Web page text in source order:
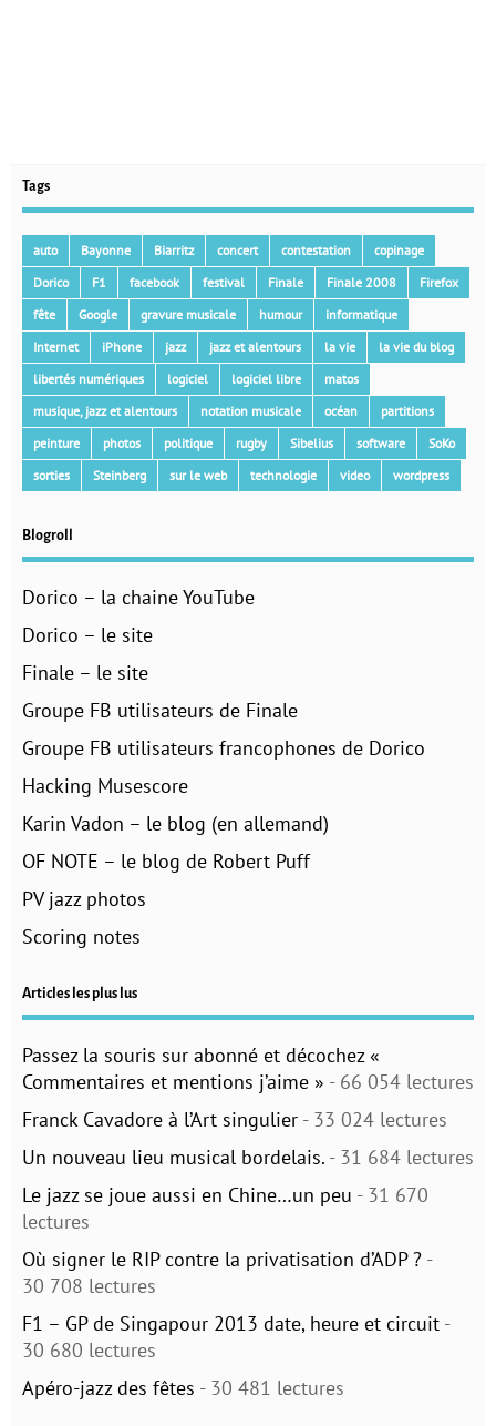
Tags
auto Bayonne Biarritz concert contestation
copinage
Dorico
F1 facebook festival Finale Finale 2008
Firefox
fête
Google gravure musicale humour
informatique
Internet
iPhone jazz jazz et alentours la vie
la vie du blog
libertés numériques
logiciel logiciel libre
matos
musique, jazz et alentours
notation musicale océan
partitions
peinture
photos politique rugby Sibelius software
SoKo
sorties
Steinberg sur le web technologie video wordpress
Blogroll
Dorico – la chaine YouTube
Dorico – le site
Finale – le site
Groupe FB utilisateurs de Finale
Groupe FB utilisateurs francophones de Dorico
Hacking Musescore
Karin Vadon – le blog (en allemand)
OF NOTE – le blog de Robert Puff
PV jazz photos
Scoring notes
Articles les plus lus
Passez la souris sur abonné et décochez «
Commentaires et mentions j’aime » - 66 054 lectures
Franck Cavadore à l’Art singulier - 33 024 lectures
Un nouveau lieu musical bordelais. - 31 684 lectures
Le jazz se joue aussi en Chine…un peu - 31 670
lectures
Où signer le RIP contre la privatisation d’ADP ? -
30 708 lectures
F1 – GP de Singapour 2013 date, heure et circuit -
30 680 lectures
Apéro-jazz des fêtes - 30 481 lectures